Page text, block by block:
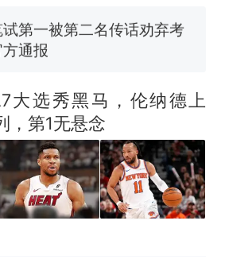
源：参考消息）
试第一被第二名传话劝弃考
通报
13名均遭淘汰？教育局：
叫停招聘，成立调查组全面
"白海豚"中心附近最大风
达15级 最新研判
那个在床头放菜刀的女孩，
师一句“跟我回家”改写了
大选秀黑马，伦纳德上
，第1无悬念